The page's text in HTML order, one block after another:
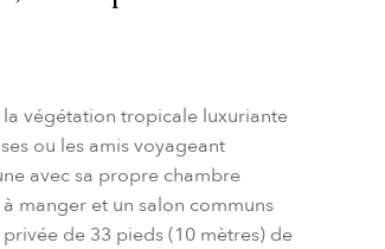
végétation tropicale luxuriante
ou les amis voyageant
avec sa propre chambre
manger et un salon communs
de 33 pieds (10 mètres) de